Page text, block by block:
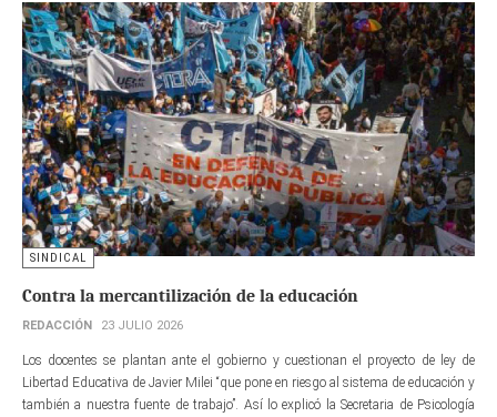
SINDICAL
Contra la mercantilización de la educación
REDACCIÓN 23 JULIO 2026
Los docentes se plantan ante el gobierno y cuestionan el proyecto de ley de
Libertad Educativa de Javier Milei “que pone en riesgo al sistema de educación y
también a nuestra fuente de trabajo”. Así lo explicó la Secretaria de Psicología